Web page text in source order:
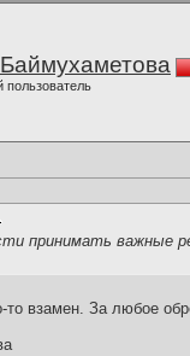
пользователь
принимать
взамен. За любое